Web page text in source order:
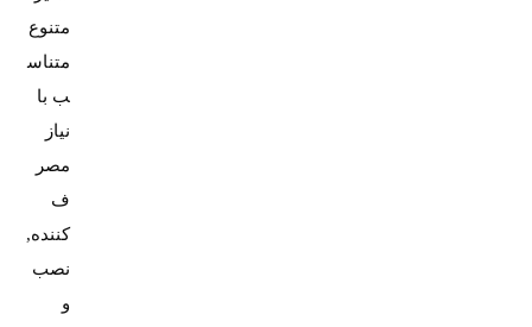
متنوع
متناس
ب با
نیاز
مصر
ف
کننده,
نصب
و